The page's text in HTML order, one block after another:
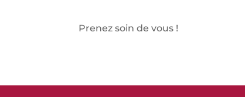
Prenez soin de vous !